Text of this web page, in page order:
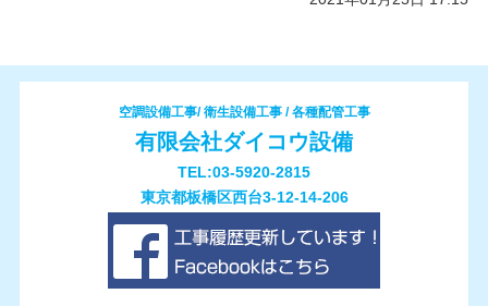
空調設備工事/ 衛生設備工事 / 各種配管工事
有限会社ダイコウ設備
TEL:03-5920-2815
東京都板橋区西台3-12-14-206